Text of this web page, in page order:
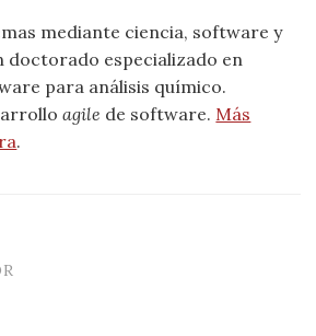
mediante ciencia, software y
doctorado especializado en
para análisis químico.
agile de software. Más
.